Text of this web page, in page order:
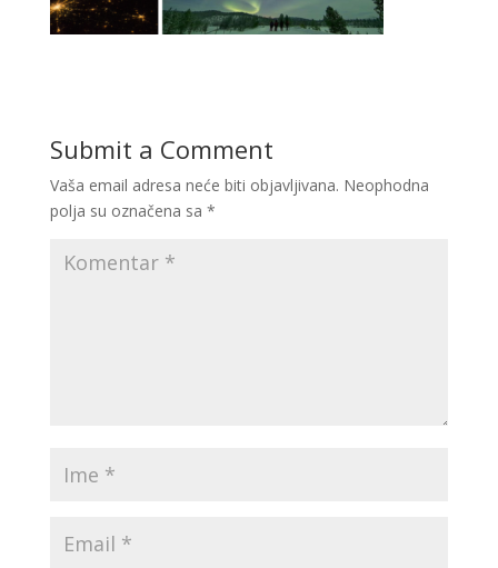
Submit a Comment
Vaša email adresa neće biti objavljivana. Neophodna
polja su označena sa *